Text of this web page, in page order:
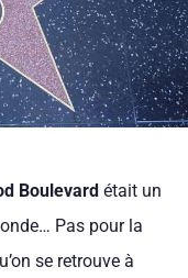
Boulevard était un
Pas pour la
se retrouve à